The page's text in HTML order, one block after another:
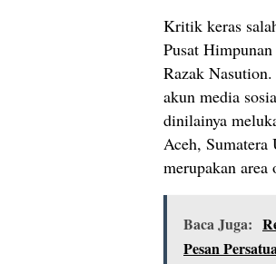
Kritik keras
Pusat
Razak
akun media
dinilainya
Aceh,
merupakan area
Baca Juga:
Pesan